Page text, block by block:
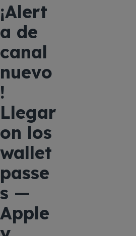
¡Alert
a de
canal
nuevo
!
Llegar
on los
wallet
passe
s —
Apple